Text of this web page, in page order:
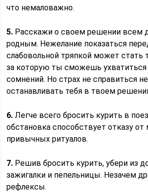
что немаловажно.
5. Расскажи о своем решении всем
родным. Нежелание показаться
слабовольной тряпкой может стать
за которую ты сможешь
сомнений. Но страх не справиться
останавливать тебя в твоем
6. Легче всего бросить курить в
обстановка способствует отказу от
привычных ритуалов.
7. Решив бросить курить, убери из
зажигалки и пепельницы. Незачем
рефлексы.